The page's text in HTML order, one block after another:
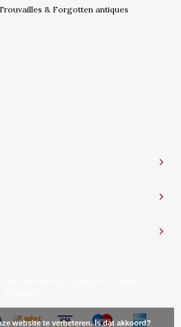
& Forgotten antiques
website te verbeteren. Is dat akkoord?